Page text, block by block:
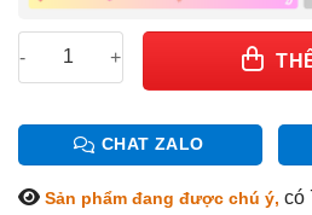
Màn hình LED Poster số lượng
CHAT ZALO
Sản phẩm đang được chú ý, có